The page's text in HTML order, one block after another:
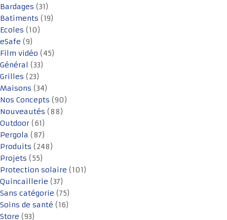
Bardages (31)
Batiments (19)
Ecoles (10)
eSafe (9)
Film vidéo (45)
Général (33)
Grilles (23)
Maisons (34)
Nos Concepts (90)
Nouveautés (88)
Outdoor (61)
Pergola (87)
Produits (248)
Projets (55)
Protection solaire (101)
Quincaillerie (37)
Sans catégorie (75)
Soins de santé (16)
Store (93)